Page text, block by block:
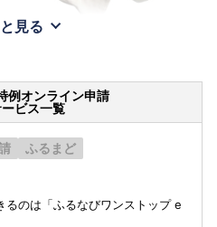
見る
例オンライン申請
ビス一覧
ふるまど
るのは「ふるなびワンストップ e